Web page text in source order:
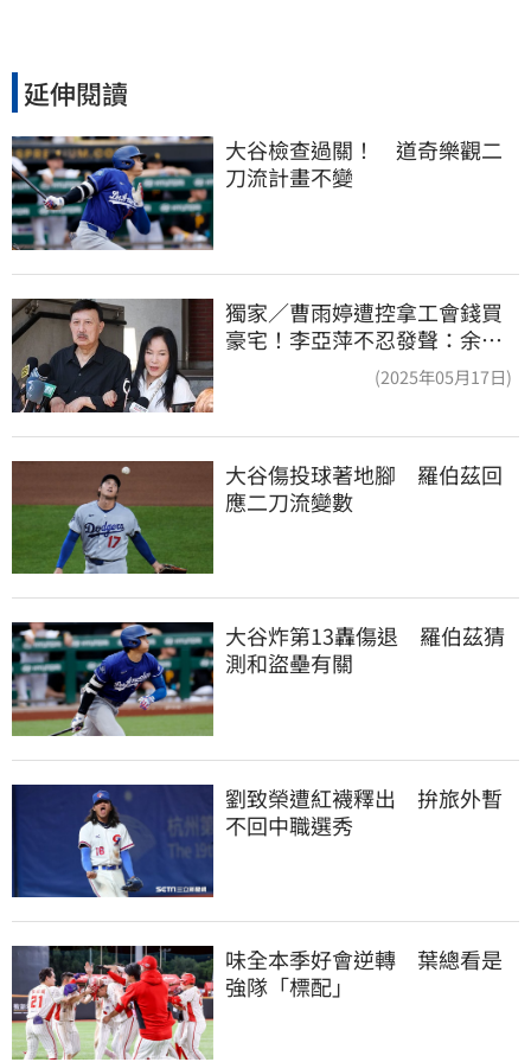
延伸閱讀
大谷檢查過關！　道奇樂觀二
刀流計畫不變
獨家／曹雨婷遭控拿工會錢買
豪宅！李亞萍不忍發聲：余天
(2025年05月17日)
大谷傷投球著地腳　羅伯茲回
應二刀流變數
大谷炸第13轟傷退　羅伯茲猜
測和盜壘有關
劉致榮遭紅襪釋出　拚旅外暫
不回中職選秀
味全本季好會逆轉　葉總看是
強隊「標配」